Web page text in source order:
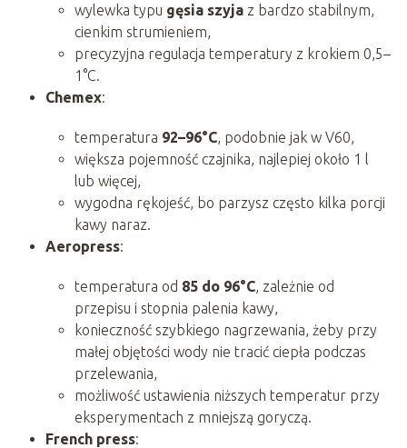
wylewka typu gęsia szyjaz bardzo stabilnym,
cienkim strumieniem,
precyzyjna regulacja temperatury z krokiem 0,5–
1°C.
Chemex:
temperatura 92–96°C, podobnie jak w V60,
większa pojemność czajnika, najlepiej około 1 l
lub więcej,
wygodna rękojeść, bo parzysz często kilka porcji
kawy naraz.
Aeropress:
temperatura od 85 do 96°C, zależnie od
przepisu i stopnia palenia kawy,
konieczność szybkiego nagrzewania, żeby przy
małej objętości wody nie tracić ciepła podczas
przelewania,
możliwość ustawienia niższych temperatur przy
eksperymentach z mniejszą goryczą.
French press: